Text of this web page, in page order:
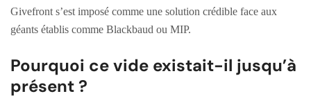
Givefront s’est imposé comme une solution crédible face aux
géants établis comme Blackbaud ou MIP.
Pourquoi ce vide existait-il jusqu’à
présent ?